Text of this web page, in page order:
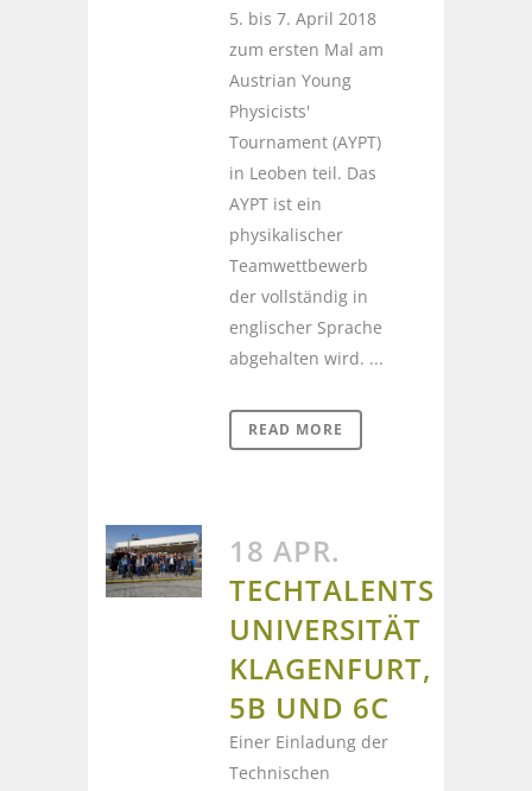
5. bis 7. April 2018
zum ersten Mal am
Austrian Young
Physicists'
Tournament (AYPT)
in Leoben teil. Das
AYPT ist ein
physikalischer
Teamwettbewerb
der vollständig in
englischer Sprache
abgehalten wird. ...
READ MORE
18 APR.
TECHTALENTS
UNIVERSITÄT
KLAGENFURT,
5B UND 6C
Einer Einladung der
Technischen